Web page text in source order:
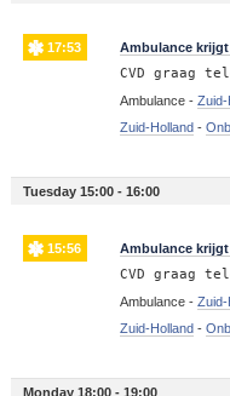
17:53 Ambulance
CVD graag
Ambulance - Zuid-
Zuid-Holland -
Tuesday 15:00 - 16:00
15:56 Ambulance
CVD graag
Ambulance - Zuid-
Zuid-Holland -
Monday 18:00 - 19:00